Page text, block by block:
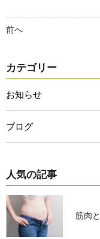
前へ
カテゴリー
お知らせ
ブログ
人気の記事
筋肉